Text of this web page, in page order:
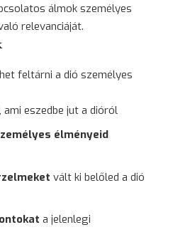
álmok személyes
relevanciáját.
feltárni a dió személyes
, ami eszedbe jut a dióról
élményeid
vált ki belőled a dió
a jelenlegi